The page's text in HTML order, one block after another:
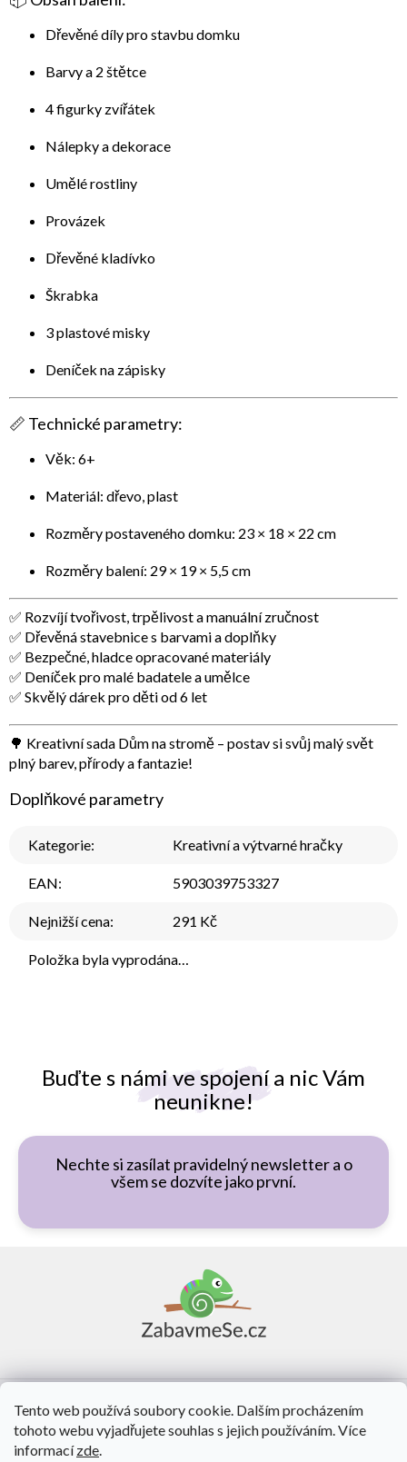
Tento web používá soubory cookie. Dalším procházením
tohoto webu vyjadřujete souhlas s jejich používáním. Více
informacízde.
Buďte s námi ve spojení a nic Vám
neunikne!
Nechte si zasílat pravidelný newsletter a o
všem se dozvíte jako první.
Dřevěné díly pro stavbu domku
Barvy a 2 štětce
4 figurky zvířátek
Nálepky a dekorace
Umělé rostliny
Provázek
Dřevěné kladívko
Škrabka
3 plastové misky
Deníček na zápisky
📏 Technické parametry:
Věk: 6+
Materiál: dřevo, plast
Rozměry postaveného domku: 23 × 18 × 22 cm
Rozměry balení: 29 × 19 × 5,5 cm
✅ Rozvíjí tvořivost, trpělivost a manuální zručnost
✅ Dřevěná stavebnice s barvami a doplňky
✅ Bezpečné, hladce opracované materiály
✅ Deníček pro malé badatele a umělce
✅ Skvělý dárek pro děti od 6 let
🌳 Kreativní sada Dům na stromě – postav si svůj malý svět
plný barev, přírody a fantazie!
Doplňkové parametry
Kategorie: Kreativní a výtvarné hračky
EAN: 5903039753327
Nejnižší cena: 291 Kč
Položka byla vyprodána…
O nás